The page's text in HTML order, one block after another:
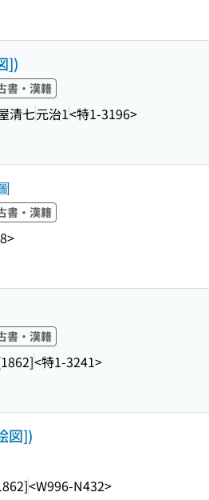
])
書・漢籍
清七元治1<特1-3196>
書・漢籍
書・漢籍
<特1-3241>
図])
<W996-N432>